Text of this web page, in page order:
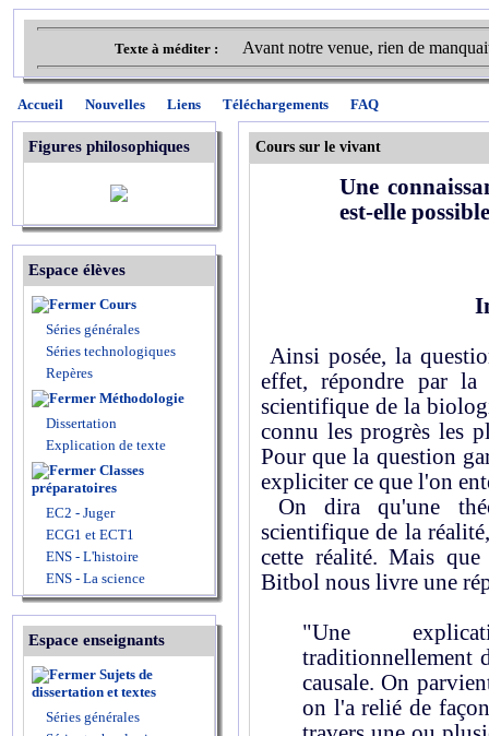
Texte à méditer : Avant notre venue, rien de
Accueil Nouvelles Liens Téléchargements FAQ
Figures philosophiques
Espace élèves
Cours
Séries générales
Séries technologiques
Repères
Méthodologie
Dissertation
Explication de texte
Classes
préparatoires
EC2 - Juger
ECG1 et ECT1
ENS - L'histoire
ENS - La science
Espace enseignants
Sujets de
dissertation et textes
Séries générales
Cours sur le vivant
Une
est-elle
Ainsi posée, la
effet, répondre par
scientifique de la
connu les progrès les
Pour que la question
expliciter ce que l'on
On dira qu'une
scientifique de la
cette réalité. Mais
Bitbol nous livre une
"Une
traditionnellement
causale. On
on l'a relié de